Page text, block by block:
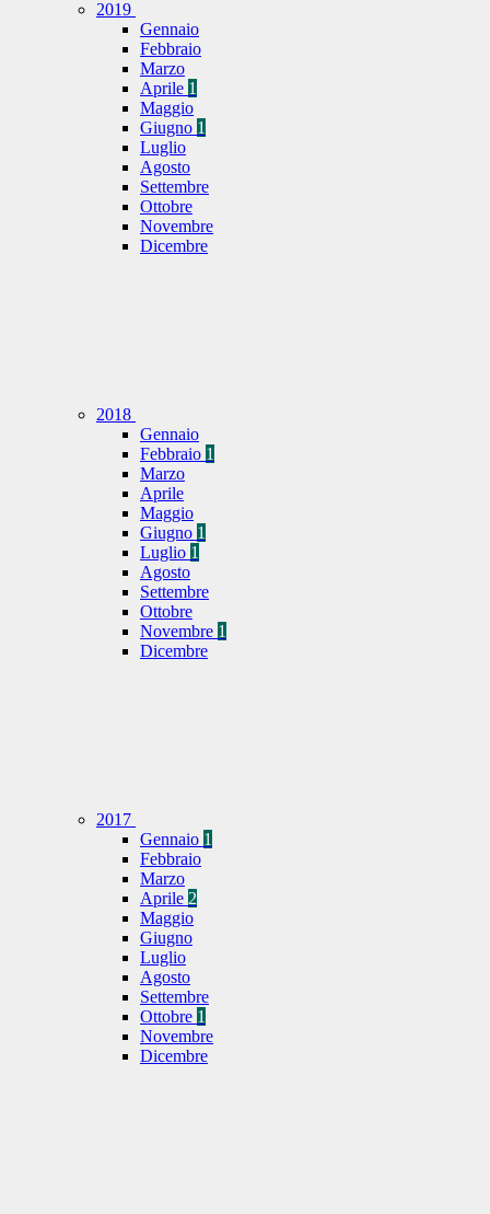
2019
Gennaio
Febbraio
Marzo
Aprile 1
Maggio
Giugno 1
Luglio
Agosto
Settembre
Ottobre
Novembre
Dicembre
2018
Gennaio
Febbraio 1
Marzo
Aprile
Maggio
Giugno 1
Luglio 1
Agosto
Settembre
Ottobre
Novembre 1
Dicembre
2017
Gennaio 1
Febbraio
Marzo
Aprile 2
Maggio
Giugno
Luglio
Agosto
Settembre
Ottobre 1
Novembre
Dicembre